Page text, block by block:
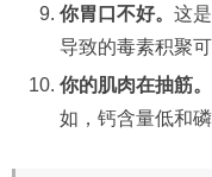
你胃口不好。 这
导致的毒素积聚
你的肌肉在抽筋。
如，钙含量低和